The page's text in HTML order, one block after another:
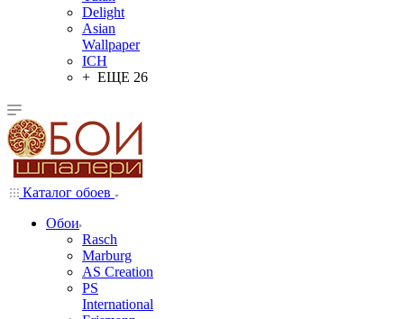
Delight
Asian
Wallpaper
ICH
+ ЕЩЕ 26
Каталог обоев
Обои
Rasch
Marburg
AS Creation
PS
International